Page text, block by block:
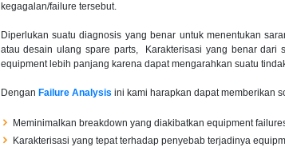
kegagalan/failure tersebut.
Diperlukan suatu diagnosis yang benar untuk menentukan
atau desain ulang spare parts, Karakterisasi yang benar dari
equipment lebih panjang karena dapat mengarahkan suatu
Dengan Failure Analysis ini kami harapkan dapat memberikan
Meminimalkan breakdown yang diakibatkan equipment
Karakterisasi yang tepat terhadap penyebab terjadinya